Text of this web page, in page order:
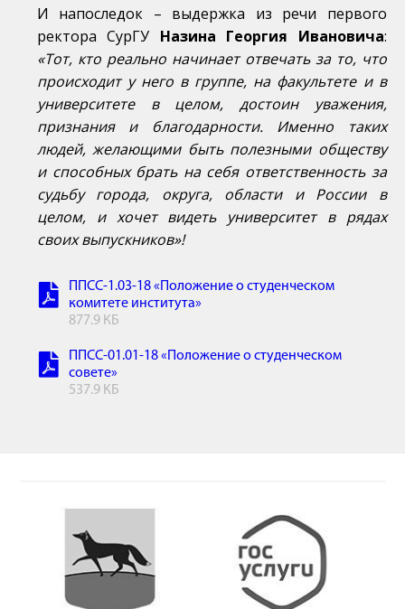
И напоследок – выдержка из речи первого
ректора СурГУ Назина Георгия Ивановича:
«Тот, кто реально начинает отвечать за то, что
происходит у него в группе, на факультете и в
университете в целом, достоин уважения,
признания и благодарности. Именно таких
людей, желающими быть полезными обществу
и способных брать на себя ответственность за
судьбу города, округа, области и России в
целом, и хочет видеть университет в рядах
своих выпускников»!
ППСС-1.03-18 «Положение о студенческом
комитете института»
877.9 КБ
ППСС-01.01-18 «Положение о студенческом
совете»
537.9 КБ